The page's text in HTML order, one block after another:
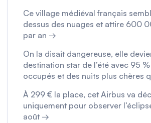
Ce village médiéval français
dessus des nuages et attire 600
par an →
On la disait dangereuse, elle
destination star de l’été avec 95 %
occupés et des nuits plus chères
À 299 € la place, cet Airbus va
uniquement pour observer
août →